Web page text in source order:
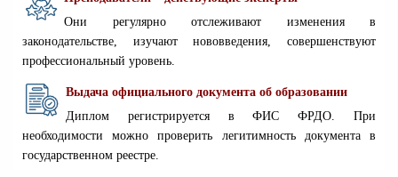
Они регулярно отслеживают изменения в
законодательстве, изучают нововведения, совершенствуют
профессиональный уровень.
Выдача официального документа об образовании
Диплом регистрируется в ФИС ФРДО. При
необходимости можно проверить легитимность документа в
государственном реестре.